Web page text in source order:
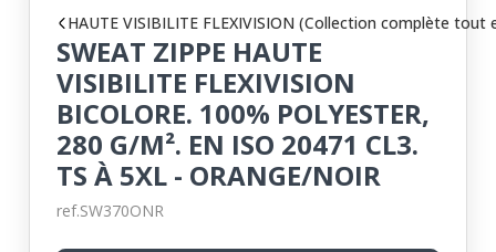
HAUTE VISIBILITE FLEXIVISION (Collection complète
SWEAT ZIPPE HAUTE
VISIBILITE FLEXIVISION
BICOLORE. 100% POLYESTER,
280 G/M². EN ISO 20471 CL3.
TS À 5XL - ORANGE/NOIR
ref.SW370ONR